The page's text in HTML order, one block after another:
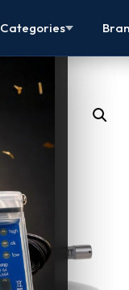
Categories